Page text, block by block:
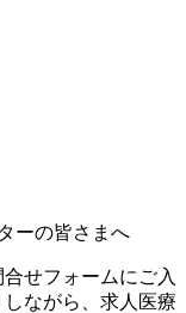
ーの皆さまへ
せフォームにご入
ながら、求人医療